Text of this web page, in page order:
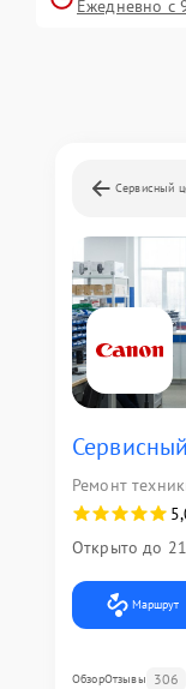
Ежедневно с
Сервисный
Ремонт
Открыто до
Маршрут
ОбзорОтзывы 306